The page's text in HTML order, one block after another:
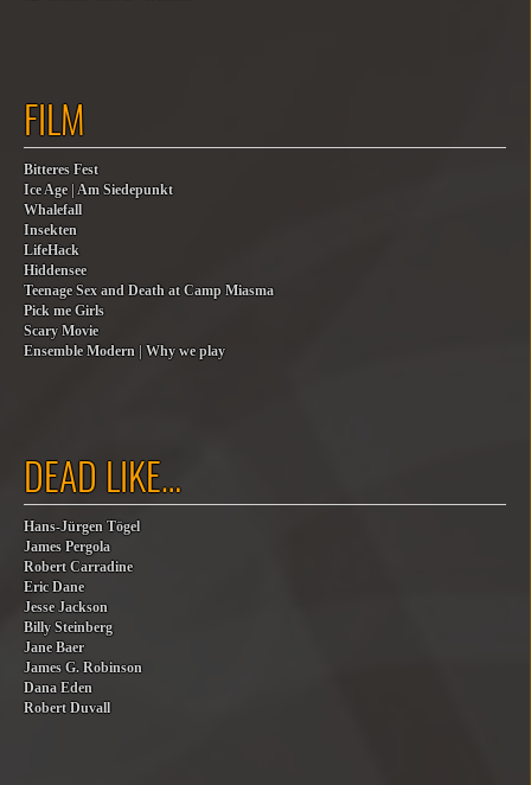
FILM
Bitteres Fest
Ice Age | Am Siedepunkt
Whalefall
Insekten
LifeHack
Hiddensee
Teenage Sex and Death at Camp Miasma
Pick me Girls
Scary Movie
Ensemble Modern | Why we play
DEAD LIKE…
Hans-Jürgen Tögel
James Pergola
Robert Carradine
Eric Dane
Jesse Jackson
Billy Steinberg
Jane Baer
James G. Robinson
Dana Eden
Robert Duvall